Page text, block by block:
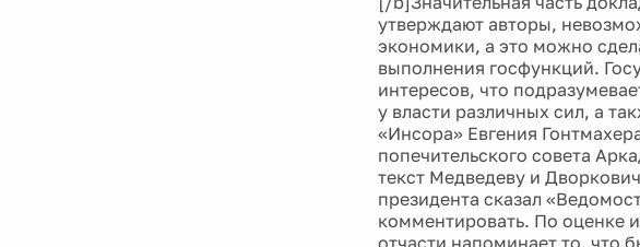
утверждают авторы,
экономики, а это можно
выполнения госфункций.
интересов, что
у власти различных сил, а
«Инсора» Евгения
попечительского совета
текст Медведеву и
президента сказал
комментировать. По оценке